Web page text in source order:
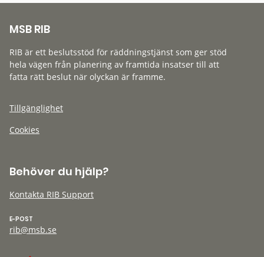
MSB RIB
RIB är ett beslutsstöd för räddningstjänst som ger stöd
hela vägen från planering av framtida insatser till att
fatta rätt beslut när olyckan är framme.
Tillgänglighet
Cookies
Behöver du hjälp?
Kontakta RIB Support
E-POST
rib@msb.se